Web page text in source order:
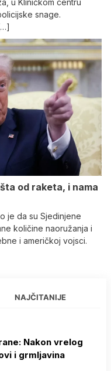
u Kliničkom centru
snage.
od raketa, i nama
je da su Sjedinjene
količine naoružanja i
i američkoj vojsci.
NAJČITANIJE
Nakon vrelog
i grmljavina